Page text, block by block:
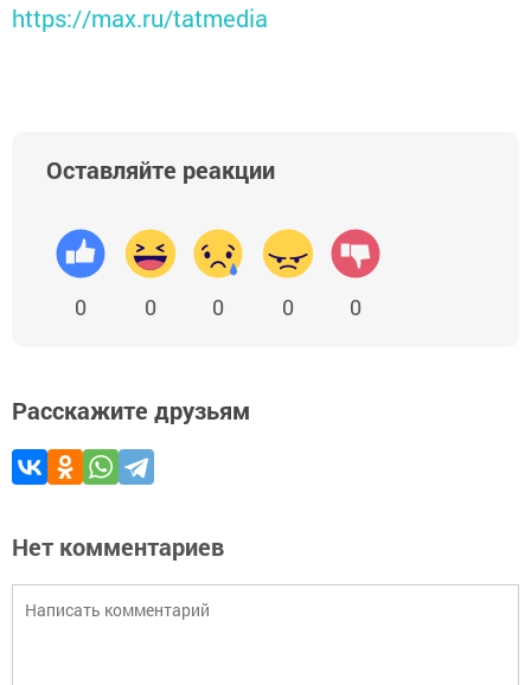
https://max.ru/tatmedia
Оставляйте реакции
0 0 0 0 0
Расскажите друзьям
Нет комментариев